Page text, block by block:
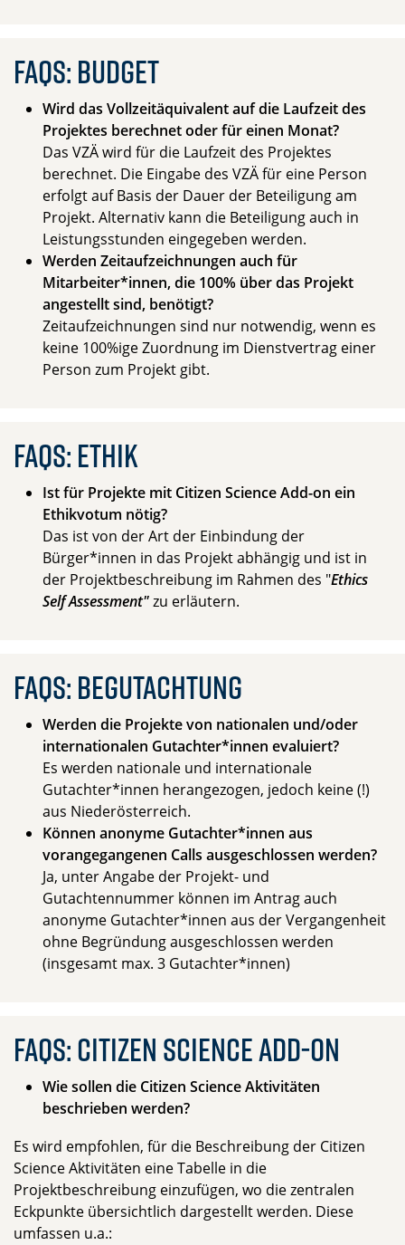
FAQs: Budget
Wird das Vollzeitäquivalent auf die Laufzeit des
Projektes berechnet oder für einen Monat?
Das VZÄ wird für die Laufzeit des Projektes
berechnet. Die Eingabe des VZÄ für eine Person
erfolgt auf Basis der Dauer der Beteiligung am
Projekt. Alternativ kann die Beteiligung auch in
Leistungsstunden eingegeben werden.
Werden Zeitaufzeichnungen auch für
Mitarbeiter*innen, die 100% über das Projekt
angestellt sind, benötigt?
Zeitaufzeichnungen sind nur notwendig, wenn es
keine 100%ige Zuordnung im Dienstvertrag einer
Person zum Projekt gibt.
FAQs: Ethik
Ist für Projekte mit Citizen Science Add-on ein
Ethikvotum nötig?
Das ist von der Art der Einbindung der
Bürger*innen in das Projekt abhängig und ist in
der Projektbeschreibung im Rahmen des "Ethics
Self Assessment"zu erläutern.
FAQs: Begutachtung
Werden die Projekte von nationalen und/oder
internationalen Gutachter*innen evaluiert?
Es werden nationale und internationale
Gutachter*innen herangezogen, jedoch keine (!)
aus Niederösterreich.
Können anonyme Gutachter*innen aus
vorangegangenen Calls ausgeschlossen werden?
Ja, unter Angabe der Projekt- und
Gutachtennummer können im Antrag auch
anonyme Gutachter*innen aus der Vergangenheit
ohne Begründung ausgeschlossen werden
(insgesamt max. 3 Gutachter*innen)
FAQs: Citizen Science Add-On
Wie sollen die Citizen Science Aktivitäten
beschrieben werden?
Es wird empfohlen, für die Beschreibung der Citizen
Science Aktivitäten eine Tabelle in die
Projektbeschreibung einzufügen, wo die zentralen
Eckpunkte übersichtlich dargestellt werden. Diese
umfassen u.a.: